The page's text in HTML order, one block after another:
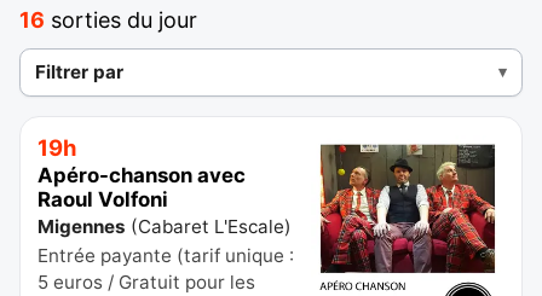
16 sorties du jour
Filtrer par
19h
Apéro-chanson avec
Raoul Volfoni
Migennes (Cabaret L'Escale)
Entrée payante (tarif unique :
5 euros / Gratuit pour les